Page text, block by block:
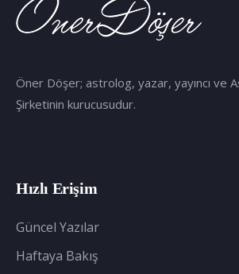
Öner Döşer; astrolog, yazar, yayıncı ve
Şirketinin kurucusudur.
Hızlı Erişim
Güncel Yazılar
Haftaya Bakış